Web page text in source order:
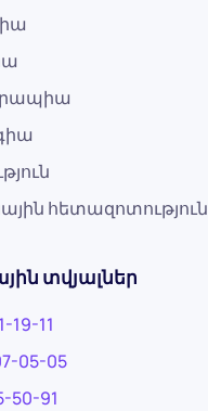
հետազոտություն
տվյալներ
19-11
05-05
50-91